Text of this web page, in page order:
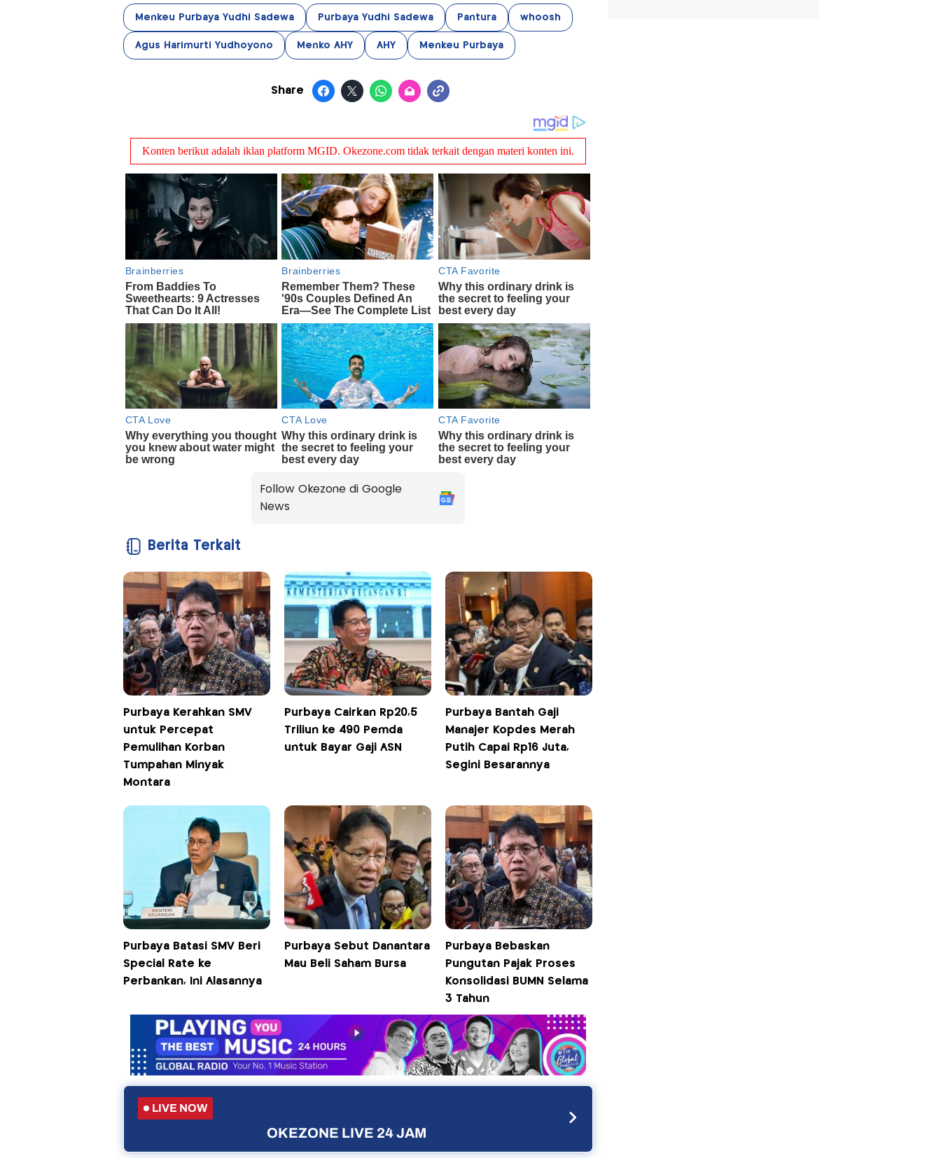
Menkeu Purbaya Yudhi Sadewa Purbaya Yudhi Sadewa Pantura whoosh
Agus Harimurti Yudhoyono Menko AHY AHY Menkeu Purbaya
Share
Follow Okezone di Google
News
Berita Terkait
Purbaya Kerahkan SMV
untuk Percepat
Pemulihan Korban
Tumpahan Minyak
Montara
Purbaya Cairkan Rp20,5
Triliun ke 490 Pemda
untuk Bayar Gaji ASN
Purbaya Bantah Gaji
Manajer Kopdes Merah
Putih Capai Rp16 Juta,
Segini Besarannya
Purbaya Batasi SMV Beri
Special Rate ke
Perbankan, Ini Alasannya
Purbaya Sebut Danantara
Mau Beli Saham Bursa
Purbaya Bebaskan
Pungutan Pajak Proses
Konsolidasi BUMN Selama
3 Tahun
LIVE NOW
OKEZONE LIVE 24 JAM